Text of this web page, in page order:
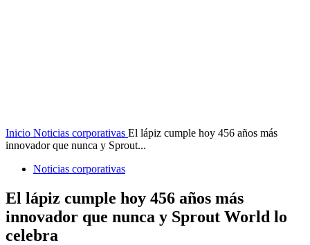
Inicio Noticias corporativas El lápiz cumple hoy 456 años más
innovador que nunca y Sprout...
Noticias corporativas
El lápiz cumple hoy 456 años más
innovador que nunca y Sprout World lo
celebra